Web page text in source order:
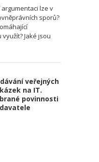
lze v
sporů?
Jaké jsou
veřejných
na IT.
povinnosti